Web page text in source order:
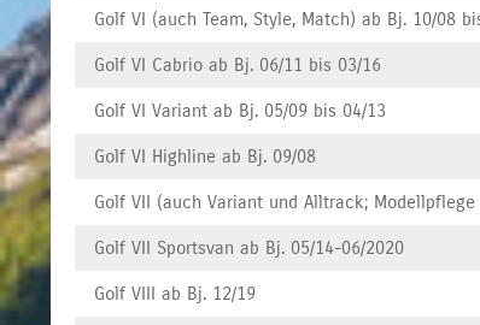
Golf VI (auch Team, Style, Match) ab Bj. 10/08
Golf VI Cabrio ab Bj. 06/11 bis 03/16
Golf VI Variant ab Bj. 05/09 bis 04/13
Golf VI Highline ab Bj. 09/08
Golf VII (auch Variant und Alltrack;
Golf VII Sportsvan ab Bj. 05/14-06/2020
Golf VIII ab Bj. 12/19